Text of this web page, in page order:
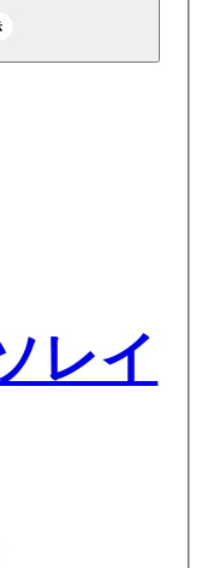
レイ